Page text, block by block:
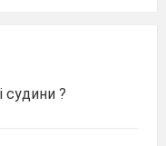
судини ?